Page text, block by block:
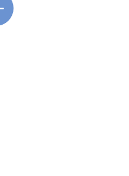
WRÓĆ